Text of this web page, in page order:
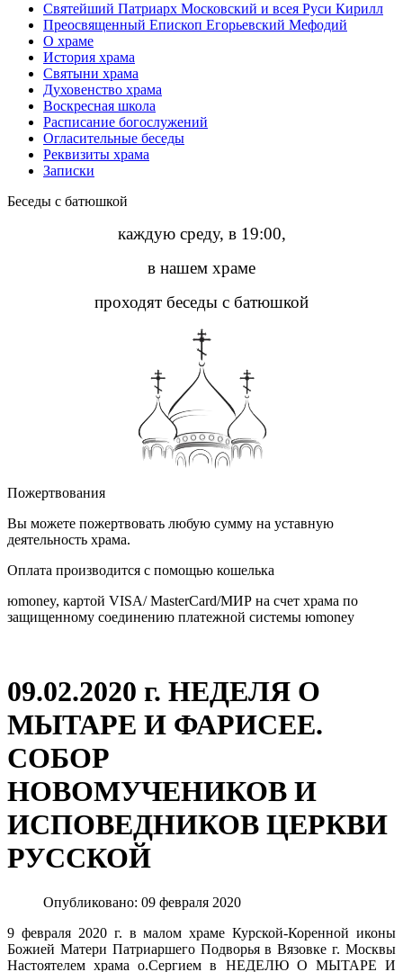
Святейший Патриарх Московский и всея Руси Кирилл
Преосвященный Епископ Егорьевский Мефодий
О храме
История храма
Святыни храма
Духовенство храма
Воскресная школа
Расписание богослужений
Огласительные беседы
Реквизиты храма
Записки
Беседы с батюшкой
каждую среду, в 19:00,
в нашем храме
проходят беседы с батюшкой
Пожертвования
Вы можете пожертвовать любую сумму на уставную
деятельность храма.
Оплата производится с помощью кошелька
юmoney, картой VISA/ MasterCard/МИР на счет храма по
защищенному соединению платежной системы юmoney
09.02.2020 г. НЕДЕЛЯ О
МЫТАРЕ И ФАРИСЕЕ.
СОБОР
НОВОМУЧЕНИКОВ И
ИСПОВЕДНИКОВ ЦЕРКВИ
РУССКОЙ
Опубликовано: 09 февраля 2020
9 февраля 2020 г. в малом храме Курской-Коренной иконы
Божией Матери Патриаршего Подворья в Вязовке г. Москвы
Настоятелем храма о.Сергием в НЕДЕЛЮ О МЫТАРЕ И